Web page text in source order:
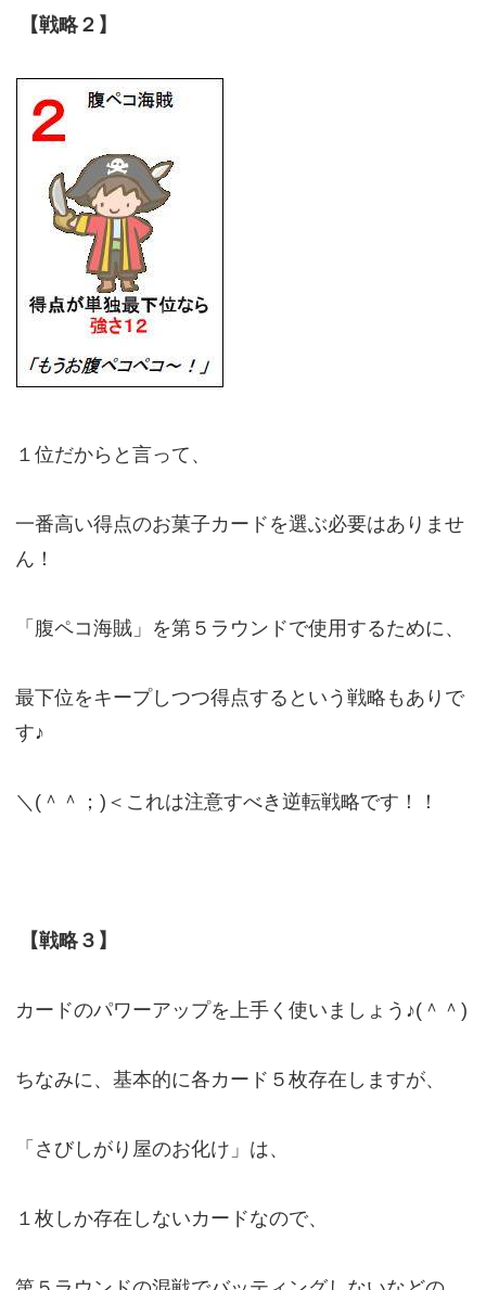
【戦略２】
１位だからと言って、
一番高い得点のお菓子カードを選ぶ必要はありませ
ん！
「腹ペコ海賊」を第５ラウンドで使用するために、
最下位をキープしつつ得点するという戦略もありで
す♪
＼(＾＾；)＜これは注意すべき逆転戦略です！！
【戦略３】
カードのパワーアップを上手く使いましょう♪(＾＾)
ちなみに、基本的に各カード５枚存在しますが、
「さびしがり屋のお化け」は、
１枚しか存在しないカードなので、